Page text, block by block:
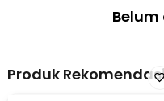
Produk Rekomendasi